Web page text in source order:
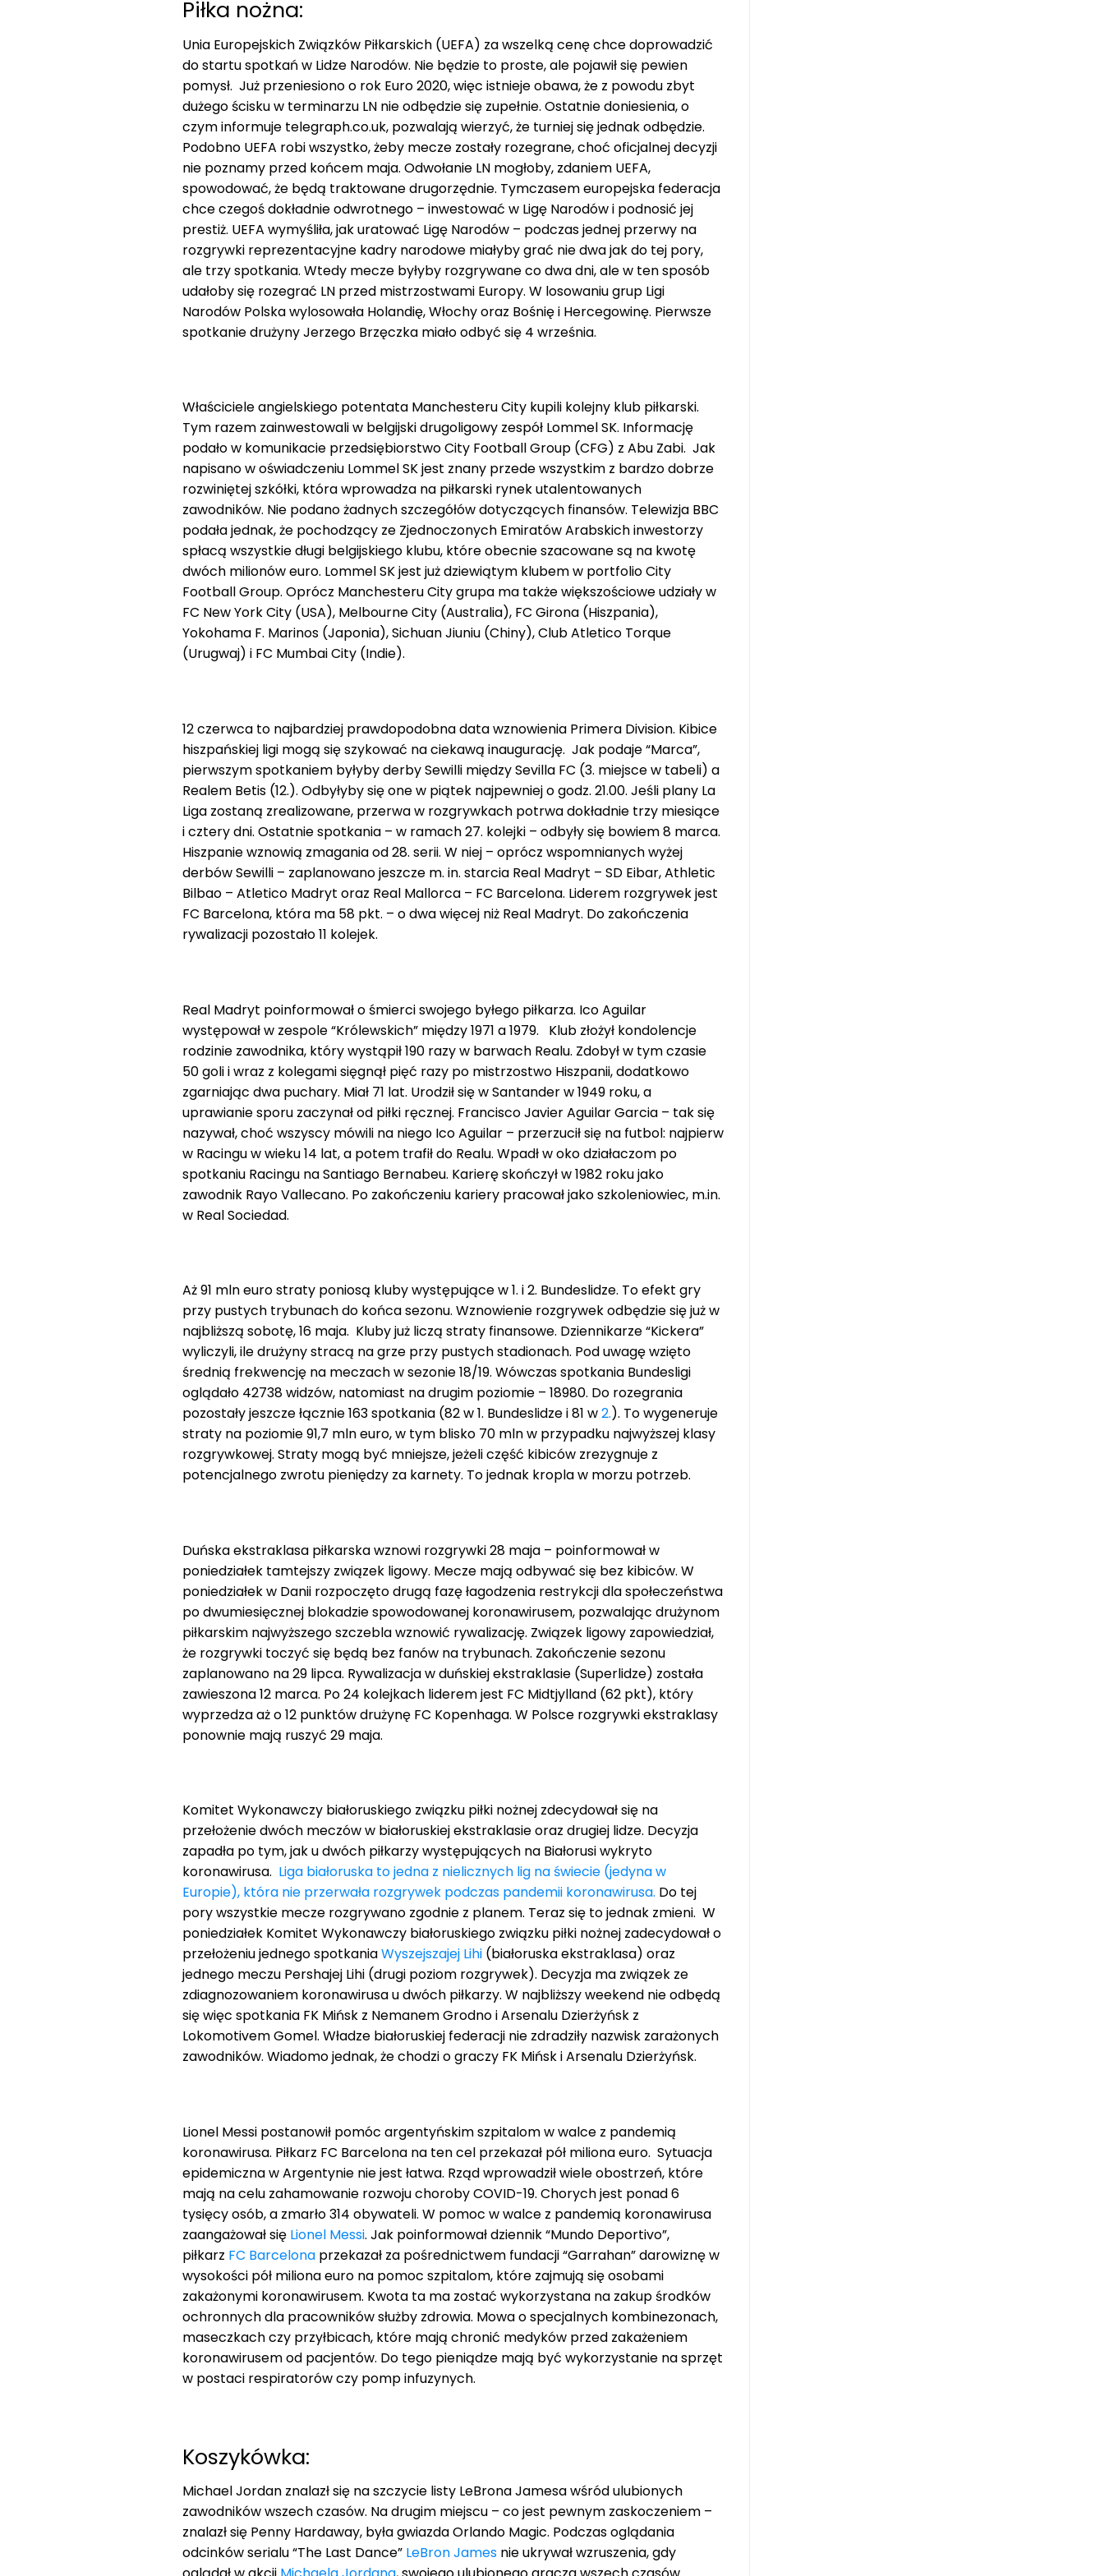
Piłka nożna:
Unia Europejskich Związków Piłkarskich (UEFA) za wszelką cenę chce doprowadzić
do startu spotkań w Lidze Narodów. Nie będzie to proste, ale pojawił się pewien
pomysł. Już przeniesiono o rok Euro 2020, więc istnieje obawa, że z powodu zbyt
dużego ścisku w terminarzu LN nie odbędzie się zupełnie. Ostatnie doniesienia, o
czym informuje telegraph.co.uk, pozwalają wierzyć, że turniej się jednak odbędzie.
Podobno UEFA robi wszystko, żeby mecze zostały rozegrane, choć oficjalnej decyzji
nie poznamy przed końcem maja. Odwołanie LN mogłoby, zdaniem UEFA,
spowodować, że będą traktowane drugorzędnie. Tymczasem europejska federacja
chce czegoś dokładnie odwrotnego – inwestować w Ligę Narodów i podnosić jej
prestiż. UEFA wymyśliła, jak uratować Ligę Narodów – podczas jednej przerwy na
rozgrywki reprezentacyjne kadry narodowe miałyby grać nie dwa jak do tej pory,
ale trzy spotkania. Wtedy mecze byłyby rozgrywane co dwa dni, ale w ten sposób
udałoby się rozegrać LN przed mistrzostwami Europy. W losowaniu grup Ligi
Narodów Polska wylosowała Holandię, Włochy oraz Bośnię i Hercegowinę. Pierwsze
spotkanie drużyny Jerzego Brzęczka miało odbyć się 4 września.
Właściciele angielskiego potentata Manchesteru City kupili kolejny klub piłkarski.
Tym razem zainwestowali w belgijski drugoligowy zespół Lommel SK. Informację
podało w komunikacie przedsiębiorstwo City Football Group (CFG) z Abu Zabi. Jak
napisano w oświadczeniu Lommel SK jest znany przede wszystkim z bardzo dobrze
rozwiniętej szkółki, która wprowadza na piłkarski rynek utalentowanych
zawodników. Nie podano żadnych szczegółów dotyczących finansów. Telewizja BBC
podała jednak, że pochodzący ze Zjednoczonych Emiratów Arabskich inwestorzy
spłacą wszystkie długi belgijskiego klubu, które obecnie szacowane są na kwotę
dwóch milionów euro. Lommel SK jest już dziewiątym klubem w portfolio City
Football Group. Oprócz Manchesteru City grupa ma także większościowe udziały w
FC New York City (USA), Melbourne City (Australia), FC Girona (Hiszpania),
Yokohama F. Marinos (Japonia), Sichuan Jiuniu (Chiny), Club Atletico Torque
(Urugwaj) i FC Mumbai City (Indie).
12 czerwca to najbardziej prawdopodobna data wznowienia Primera Division. Kibice
hiszpańskiej ligi mogą się szykować na ciekawą inaugurację. Jak podaje “Marca”,
pierwszym spotkaniem byłyby derby Sewilli między Sevilla FC (3. miejsce w tabeli) a
Realem Betis (12.). Odbyłyby się one w piątek najpewniej o godz. 21.00. Jeśli plany La
Liga zostaną zrealizowane, przerwa w rozgrywkach potrwa dokładnie trzy miesiące
i cztery dni. Ostatnie spotkania – w ramach 27. kolejki – odbyły się bowiem 8 marca.
Hiszpanie wznowią zmagania od 28. serii. W niej – oprócz wspomnianych wyżej
derbów Sewilli – zaplanowano jeszcze m. in. starcia Real Madryt – SD Eibar, Athletic
Bilbao – Atletico Madryt oraz Real Mallorca – FC Barcelona. Liderem rozgrywek jest
FC Barcelona, która ma 58 pkt. – o dwa więcej niż Real Madryt. Do zakończenia
rywalizacji pozostało 11 kolejek.
Real Madryt poinformował o śmierci swojego byłego piłkarza. Ico Aguilar
występował w zespole “Królewskich” między 1971 a 1979. Klub złożył kondolencje
rodzinie zawodnika, który wystąpił 190 razy w barwach Realu. Zdobył w tym czasie
50 goli i wraz z kolegami sięgnął pięć razy po mistrzostwo Hiszpanii, dodatkowo
zgarniając dwa puchary. Miał 71 lat. Urodził się w Santander w 1949 roku, a
uprawianie sporu zaczynał od piłki ręcznej. Francisco Javier Aguilar Garcia – tak się
nazywał, choć wszyscy mówili na niego Ico Aguilar – przerzucił się na futbol: najpierw
w Racingu w wieku 14 lat, a potem trafił do Realu. Wpadł w oko działaczom po
spotkaniu Racingu na Santiago Bernabeu. Karierę skończył w 1982 roku jako
zawodnik Rayo Vallecano. Po zakończeniu kariery pracował jako szkoleniowiec, m.in.
w Real Sociedad.
Aż 91 mln euro straty poniosą kluby występujące w 1. i 2. Bundeslidze. To efekt gry
przy pustych trybunach do końca sezonu. Wznowienie rozgrywek odbędzie się już w
najbliższą sobotę, 16 maja. Kluby już liczą straty finansowe. Dziennikarze “Kickera”
wyliczyli, ile drużyny stracą na grze przy pustych stadionach. Pod uwagę wzięto
średnią frekwencję na meczach w sezonie 18/19. Wówczas spotkania Bundesligi
oglądało 42738 widzów, natomiast na drugim poziomie – 18980. Do rozegrania
pozostały jeszcze łącznie 163 spotkania (82 w 1. Bundeslidze i 81 w2.). To wygeneruje
straty na poziomie 91,7 mln euro, w tym blisko 70 mln w przypadku najwyższej klasy
rozgrywkowej. Straty mogą być mniejsze, jeżeli część kibiców zrezygnuje z
potencjalnego zwrotu pieniędzy za karnety. To jednak kropla w morzu potrzeb.
Duńska ekstraklasa piłkarska wznowi rozgrywki 28 maja – poinformował w
poniedziałek tamtejszy związek ligowy. Mecze mają odbywać się bez kibiców. W
poniedziałek w Danii rozpoczęto drugą fazę łagodzenia restrykcji dla społeczeństwa
po dwumiesięcznej blokadzie spowodowanej koronawirusem, pozwalając drużynom
piłkarskim najwyższego szczebla wznowić rywalizację. Związek ligowy zapowiedział,
że rozgrywki toczyć się będą bez fanów na trybunach. Zakończenie sezonu
zaplanowano na 29 lipca. Rywalizacja w duńskiej ekstraklasie (Superlidze) została
zawieszona 12 marca. Po 24 kolejkach liderem jest FC Midtjylland (62 pkt), który
wyprzedza aż o 12 punktów drużynę FC Kopenhaga. W Polsce rozgrywki ekstraklasy
ponownie mają ruszyć 29 maja.
Komitet Wykonawczy białoruskiego związku piłki nożnej zdecydował się na
przełożenie dwóch meczów w białoruskiej ekstraklasie oraz drugiej lidze. Decyzja
zapadła po tym, jak u dwóch piłkarzy występujących na Białorusi wykryto
koronawirusa. Liga białoruska to jedna z nielicznych lig na świecie (jedyna w
Europie), która nie przerwała rozgrywek podczas pandemii koronawirusa. Do tej
pory wszystkie mecze rozgrywano zgodnie z planem. Teraz się to jednak zmieni. W
poniedziałek Komitet Wykonawczy białoruskiego związku piłki nożnej zadecydował o
przełożeniu jednego spotkaniaWyszejszajej Lihi (białoruska ekstraklasa) oraz
jednego meczu Pershajej Lihi (drugi poziom rozgrywek). Decyzja ma związek ze
zdiagnozowaniem koronawirusa u dwóch piłkarzy. W najbliższy weekend nie odbędą
się więc spotkania FK Mińsk z Nemanem Grodno i Arsenalu Dzierżyńsk z
Lokomotivem Gomel. Władze białoruskiej federacji nie zdradziły nazwisk zarażonych
zawodników. Wiadomo jednak, że chodzi o graczy FK Mińsk i Arsenalu Dzierżyńsk.
Lionel Messi postanowił pomóc argentyńskim szpitalom w walce z pandemią
koronawirusa. Piłkarz FC Barcelona na ten cel przekazał pół miliona euro. Sytuacja
epidemiczna w Argentynie nie jest łatwa. Rząd wprowadził wiele obostrzeń, które
mają na celu zahamowanie rozwoju choroby COVID-19. Chorych jest ponad 6
tysięcy osób, a zmarło 314 obywateli. W pomoc w walce z pandemią koronawirusa
zaangażował się Lionel Messi. Jak poinformował dziennik “Mundo Deportivo”,
piłkarz FC Barcelona przekazał za pośrednictwem fundacji “Garrahan” darowiznę w
wysokości pół miliona euro na pomoc szpitalom, które zajmują się osobami
zakażonymi koronawirusem. Kwota ta ma zostać wykorzystana na zakup środków
ochronnych dla pracowników służby zdrowia. Mowa o specjalnych kombinezonach,
maseczkach czy przyłbicach, które mają chronić medyków przed zakażeniem
koronawirusem od pacjentów. Do tego pieniądze mają być wykorzystanie na sprzęt
w postaci respiratorów czy pomp infuzynych.
Koszykówka:
Michael Jordan znalazł się na szczycie listy LeBrona Jamesa wśród ulubionych
zawodników wszech czasów. Na drugim miejscu – co jest pewnym zaskoczeniem –
znalazł się Penny Hardaway, była gwiazda Orlando Magic. Podczas oglądania
odcinków serialu “The Last Dance” LeBron James nie ukrywał wzruszenia, gdy